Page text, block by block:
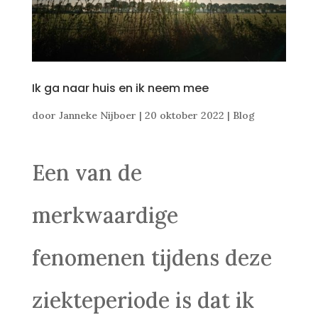
Ik ga naar huis en ik neem mee
door Janneke Nijboer | 20 oktober 2022 | Blog
Een van de
merkwaardige
fenomenen tijdens deze
ziekteperiode is dat ik